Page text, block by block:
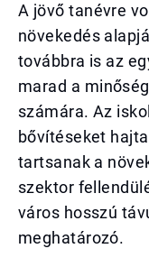
A jövő tanévre
növekedés
továbbra is az
marad a
számára. Az
bővítéseket
tartsanak a
szektor
város hosszú
meghatározó.